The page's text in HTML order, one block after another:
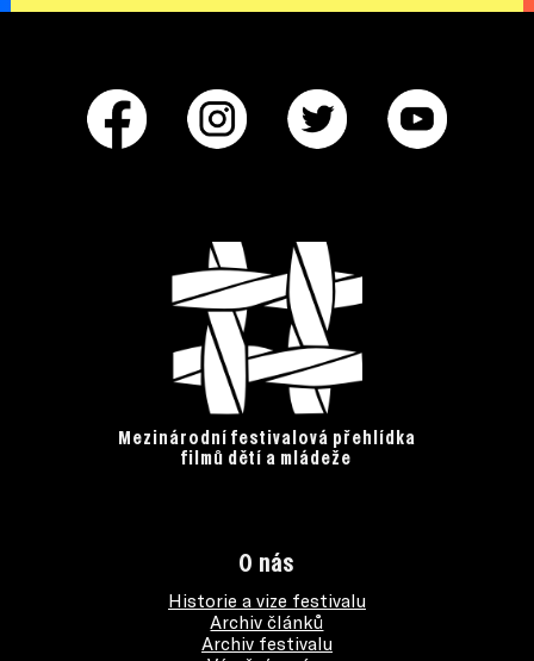
Mezinárodní festivalová přehlídka
filmů dětí a mládeže
O nás
Historie a vize festivalu
Archiv článků
Archiv festivalu